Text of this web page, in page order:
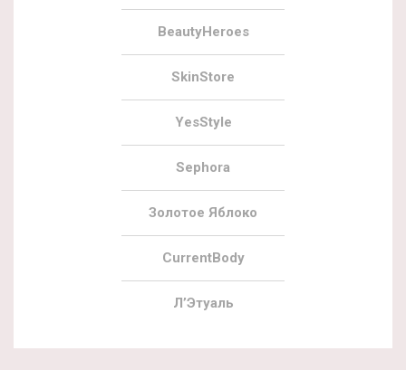
BeautyHeroes
SkinStore
YesStyle
Sephora
Золотое Яблоко
CurrentBody
Л’Этуаль